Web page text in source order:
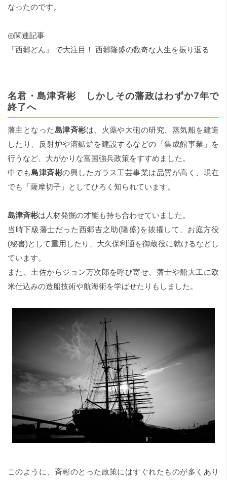
なったのです。
◎関連記事
『西郷どん』 で大注目！ 西郷隆盛の数奇な人生を振り返る
名君・島津斉彬 しかしその藩政はわずか7年で
終了へ
藩主となった島津斉彬は、火薬や大砲の研究、蒸気船を建造
したり、反射炉や溶鉱炉を建設するなどの「集成館事業」を
行うなど、大がかりな富国強兵政策をすすめました。
中でも島津斉彬の興したガラス工芸事業は品質が高く、現在
でも「薩摩切子」としてひろく知られています。
島津斉彬は人材発掘の才能も持ち合わせていました。
当時下級藩士だった西郷吉之助(隆盛)を抜擢して、お庭方役
(秘書)として重用したり、大久保利通を御蔵役に就けるなどし
ています。
また、土佐からジョン万次郎を呼び寄せ、藩士や船大工に欧
米仕込みの造船技術や航海術を学ばせたりもしました。
このように、斉彬のとった政策にはすぐれたものが多くあり